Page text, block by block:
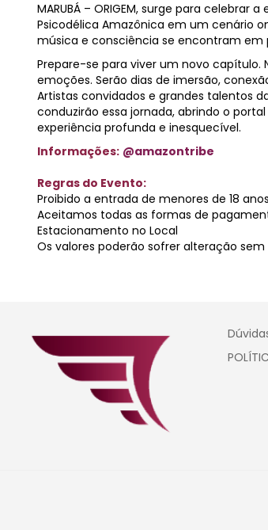
MARUBÁ – ORIGEM, surge para celebrar
Psicodélica Amazônica em um cenário
música e consciência se encontram em
Prepare-se para viver um novo capítulo.
emoções. Serão dias de imersão,
Artistas convidados e grandes talentos
conduzirão essa jornada, abrindo o
experiência profunda e inesquecível.
Informações: @amazontribe
Regras do Evento:
Proibido a entrada de menores de 18 anos
Aceitamos todas as formas de
Estacionamento no Local
Os valores poderão sofrer alteração sem